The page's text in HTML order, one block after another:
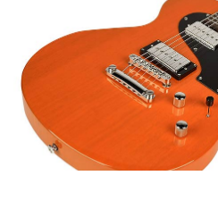
Akoestische Gitaren
Blaasinstrumenten
Bladmuziek en muziekboeken
Mijn account
Openingsuren
Verzendingen